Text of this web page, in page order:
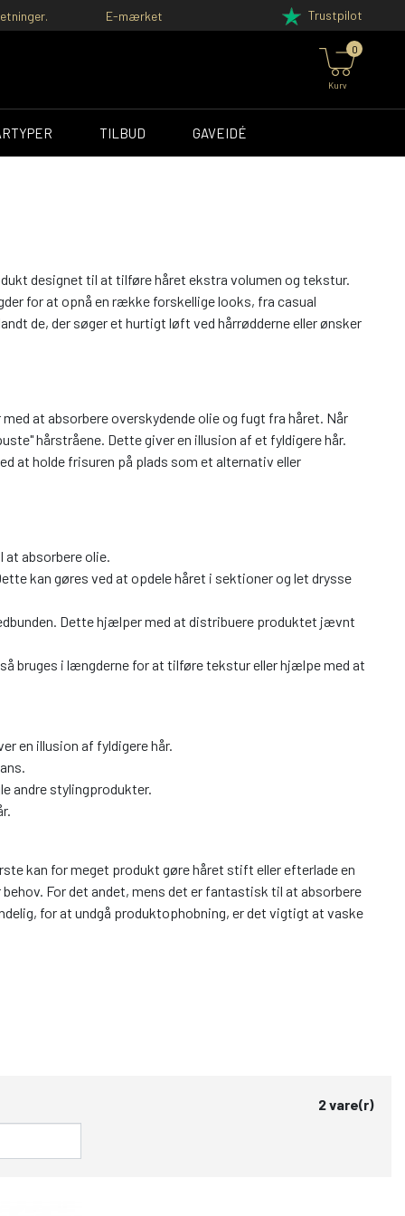
E-mærket Trustpilot
Kurv
0
TILBUD GAVEIDÉ
designet til at tilføre håret ekstra volumen og tekstur.
for at opnå en række forskellige looks, fra casual
de, der søger et hurtigt løft ved hårrødderne eller ønsker
at absorbere overskydende olie og fugt fra håret. Når
hårstråene. Dette giver en illusion af et fyldigere hår.
at holde frisuren på plads som et alternativ eller
at absorbere olie.
kan gøres ved at opdele håret i sektioner og let drysse
Dette hjælper med at distribuere produktet jævnt
bruges i længderne for at tilføre tekstur eller hjælpe med at
en illusion af fyldigere hår.
andre stylingprodukter.
kan for meget produkt gøre håret stift eller efterlade en
For det andet, mens det er fantastisk til at absorbere
for at undgå produktophobning, er det vigtigt at vaske
2 vare(r)